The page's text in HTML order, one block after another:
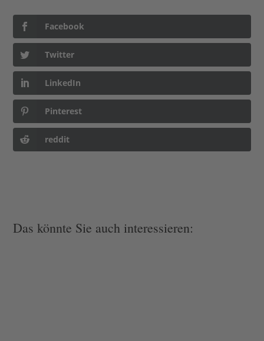
Facebook
Twitter
LinkedIn
Pinterest
reddit
Das könnte Sie auch interessieren: